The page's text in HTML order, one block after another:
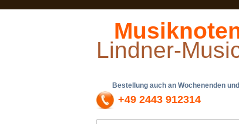
Lindner-
Bestellung auch an Wochenenden und
+49 2443 912314